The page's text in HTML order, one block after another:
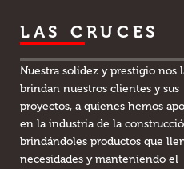
LAS CRUCES
Nuestra solidez y prestigio nos
brindan nuestros clientes y sus
proyectos, a quienes hemos
en la industria de la
brindándoles productos que
necesidades y manteniendo el